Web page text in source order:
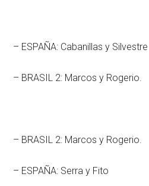
– ESPAÑA: Cabanillas y
– BRASIL 2: Marcos y
– BRASIL 2: Marcos y
– ESPAÑA: Serra y